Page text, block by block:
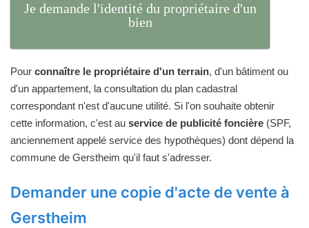
Je demande l'identité du propriétaire d'un
bien
Pour connaître le propriétaire d'un terrain, d'un bâtiment ou
d'un appartement, la consultation du plan cadastral
correspondant n'est d'aucune utilité. Si l'on souhaite obtenir
cette information, c'est au service de publicité foncière (SPF,
anciennement appelé service des hypothèques) dont dépend la
commune de Gerstheim qu'il faut s'adresser.
Demander une copie d'acte de vente à
Gerstheim